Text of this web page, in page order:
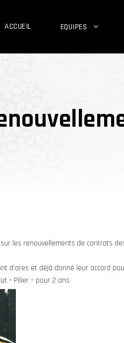
ACCUEIL EQUIPES
sur les renouvellements de contrats
d’ores et déjà donné leur accord
– Pilier – pour 2 ans